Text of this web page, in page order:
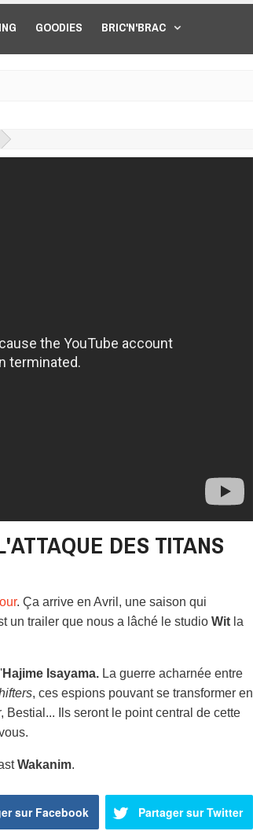
GOODIES BRIC'N'BRAC
DES TITANS
. Ça arrive en Avril, une saison qui
un trailer que nous a lâché le studio Wit la
Hajime Isayama. La guerre acharnée entre
, ces espions pouvant se transformer en
Ils seront le point central de cette
Wakanim.
sur Facebook Partager sur Twitter